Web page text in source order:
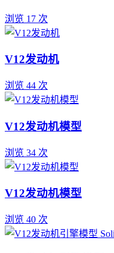
浏览 17 次
V12发动机
浏览 44 次
V12发动机模型
浏览 34 次
V12发动机模型
浏览 40 次